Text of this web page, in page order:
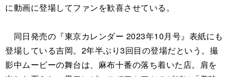
に動画に登場してファンを歓喜させている。
同日発売の『東京カレンダー 2023年10月号』表紙にも
登場している吉岡。2年半ぶり3回目の登場だという。撮
影中ムービーの舞台は、麻布十番の落ち着いた店。肩を